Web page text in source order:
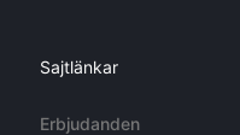
Sajtlänkar
Erbjudanden